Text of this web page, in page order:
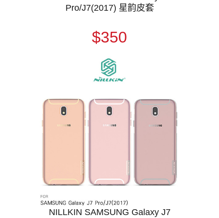
Pro/J7(2017) 星韵皮套
$350
NILLKIN SAMSUNG Galaxy J7